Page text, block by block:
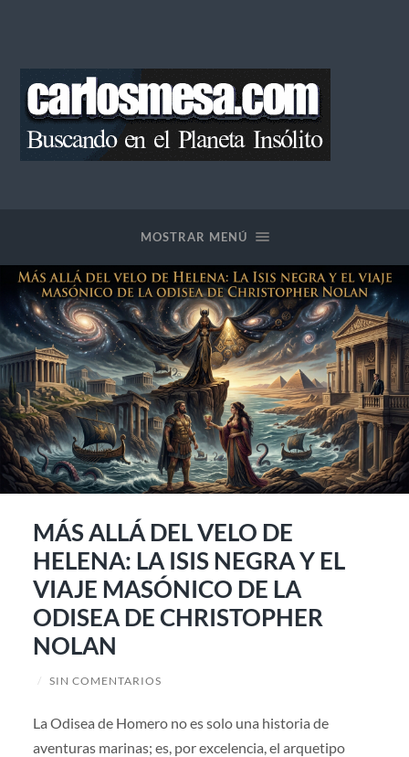
MOSTRAR MENÚ
MÁS ALLÁ DEL VELO DE
HELENA: LA ISIS NEGRA Y EL
VIAJE MASÓNICO DE LA
ODISEA DE CHRISTOPHER
NOLAN
/ SIN COMENTARIOS
La Odisea de Homero no es solo una historia de
aventuras marinas; es, por excelencia, el arquetipo